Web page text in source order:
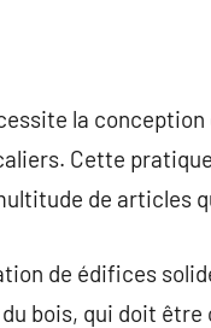
la
Cette
de articles
de édifices
bois, qui doit